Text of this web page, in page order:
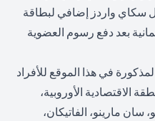
منح 25,000 و 10,000 ميل سكاي واردز إضافي لبطاقة
بعد دفع رسوم العضوية
في هذا الموقع للأفراد
الاقتصادية الأوروبية،
مارينو، الفاتيكان،